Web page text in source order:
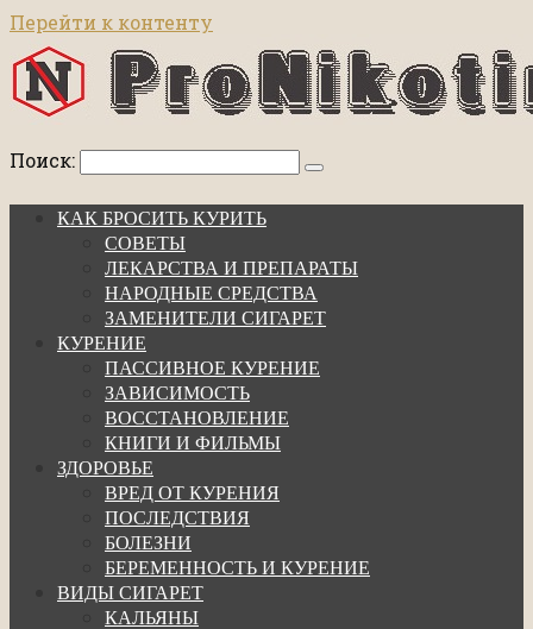
Перейти к контенту
Поиск:
КАК БРОСИТЬ КУРИТЬ
СОВЕТЫ
ЛЕКАРСТВА И ПРЕПАРАТЫ
НАРОДНЫЕ СРЕДСТВА
ЗАМЕНИТЕЛИ СИГАРЕТ
КУРЕНИЕ
ПАССИВНОЕ КУРЕНИЕ
ЗАВИСИМОСТЬ
ВОССТАНОВЛЕНИЕ
КНИГИ И ФИЛЬМЫ
ЗДОРОВЬЕ
ВРЕД ОТ КУРЕНИЯ
ПОСЛЕДСТВИЯ
БОЛЕЗНИ
БЕРЕМЕННОСТЬ И КУРЕНИЕ
ВИДЫ СИГАРЕТ
КАЛЬЯНЫ